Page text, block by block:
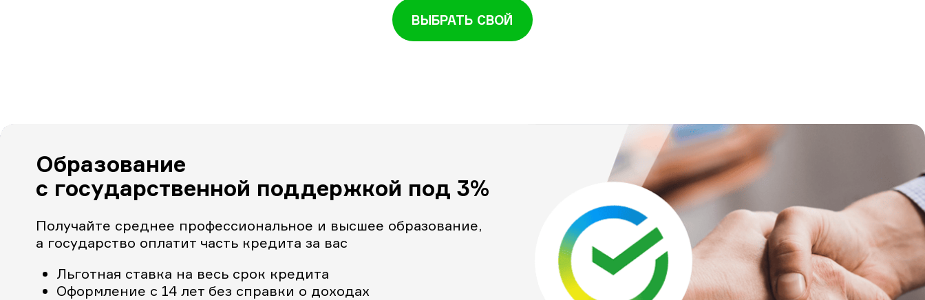
ВЫБРАТЬ СВОЙ
Образование
с государственной поддержкой под 3%
Получайте среднее профессиональное и высшее образование,
а государство оплатит часть кредита за вас
Льготная ставка на весь срок кредита
Оформление с 14 лет без справки о доходах